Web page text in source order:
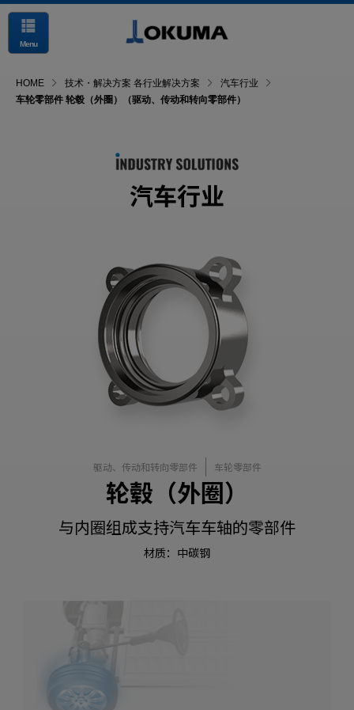
Menu
HOME 技术・解决方案 各行业解决方案
汽车行业
车轮零部件 轮毂（外圈）（驱动、传动和转向零部件）
汽车行业
驱动、传动和转向零部件 车轮零部件
轮毂（外圈）
与内圈组成支持汽车车轴的零部件
材质：中碳钢